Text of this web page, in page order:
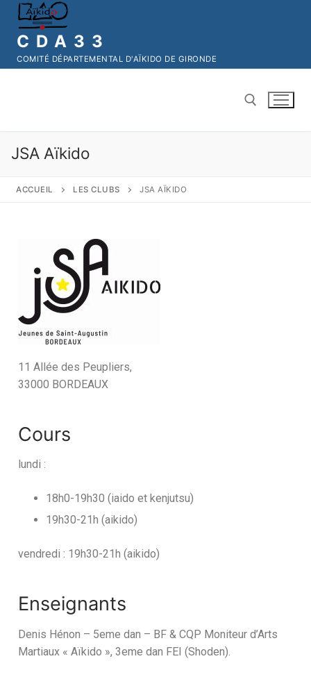
CDA33
COMITÉ DÉPARTEMENTAL D'AÏKIDO DE GIRONDE
JSA Aïkido
ACCUEIL LES CLUBS JSA AÏKIDO
11 Allée des Peupliers,
33000 BORDEAUX
Cours
lundi :
18h0-19h30 (iaido et kenjutsu)
19h30-21h (aikido)
vendredi : 19h30-21h (aikido)
Enseignants
Denis Hénon – 5eme dan – BF & CQP Moniteur d’Arts
Martiaux « Aïkido », 3eme dan FEI (Shoden).